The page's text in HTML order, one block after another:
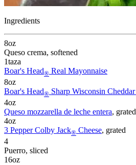
Ingredients
8oz
Queso crema, softened
1taza
Boar's Head® Real Mayonnaise
8oz
Boar's Head® Sharp Wisconsin Cheddar
4oz
Queso mozzarella de leche entera, grated
4oz
3 Pepper Colby Jack® Cheese, grated
4
Puerro, sliced
16oz